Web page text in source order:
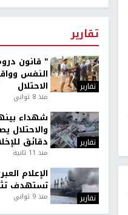
تقارير
تقارير
" قانون
النفس
الاحتلال
منذ 8 ثواني
تقارير
شهداء
والاحتلال
دقائق
منذ 11 ثانية
تقارير
الإعلام
تستهدف
منذ 9 ثواني